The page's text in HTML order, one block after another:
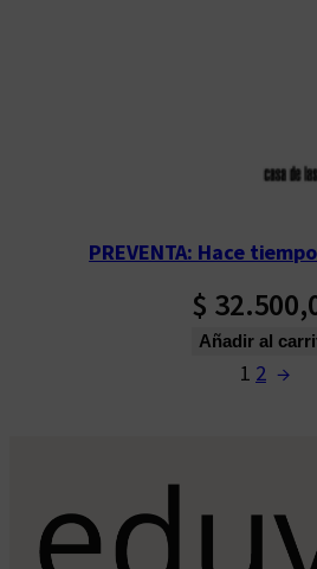
PREVENTA: Hace
$
Añadir al
1 2 →